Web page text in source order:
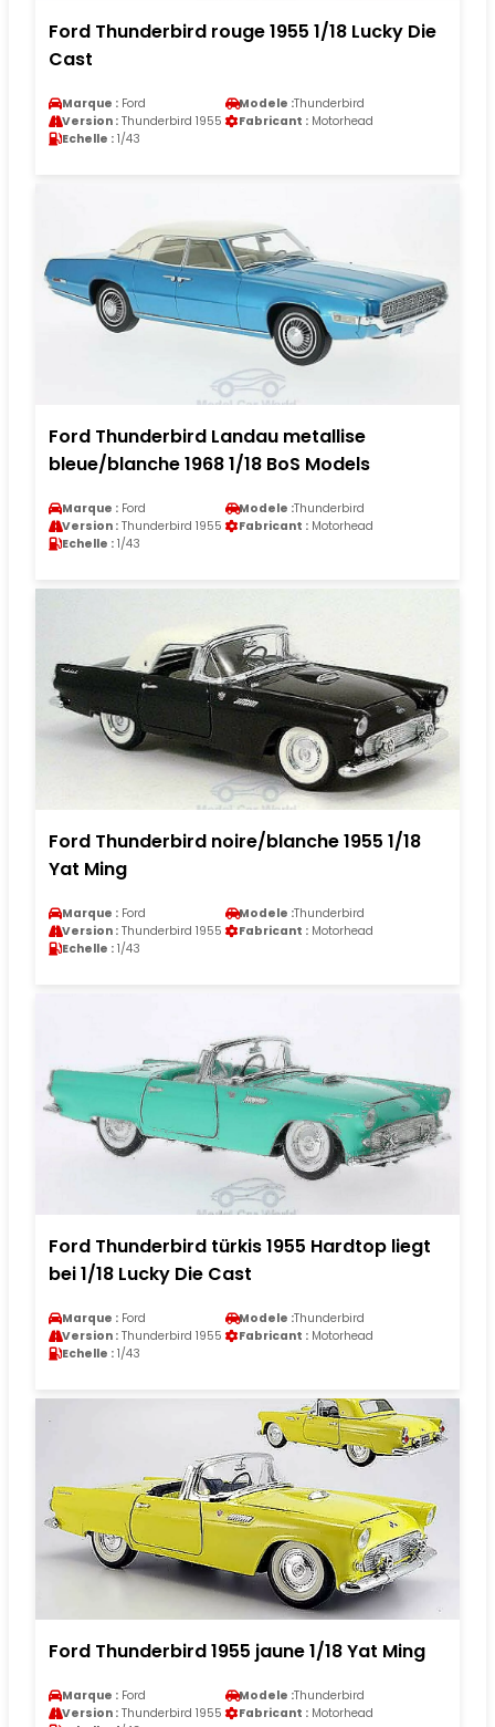
Ford Thunderbird rouge 1955 1/18 Lucky Die
Cast
Marque : Ford Modele :Thunderbird
Version : Thunderbird 1955 Fabricant : Motorhead
Echelle : 1/43
Ford Thunderbird Landau metallise
bleue/blanche 1968 1/18 BoS Models
Marque : Ford Modele :Thunderbird
Version : Thunderbird 1955 Fabricant : Motorhead
Echelle : 1/43
Ford Thunderbird noire/blanche 1955 1/18
Yat Ming
Marque : Ford Modele :Thunderbird
Version : Thunderbird 1955 Fabricant : Motorhead
Echelle : 1/43
Ford Thunderbird türkis 1955 Hardtop liegt
bei 1/18 Lucky Die Cast
Marque : Ford Modele :Thunderbird
Version : Thunderbird 1955 Fabricant : Motorhead
Echelle : 1/43
Ford Thunderbird 1955 jaune 1/18 Yat Ming
Marque : Ford Modele :Thunderbird
Version : Thunderbird 1955 Fabricant : Motorhead